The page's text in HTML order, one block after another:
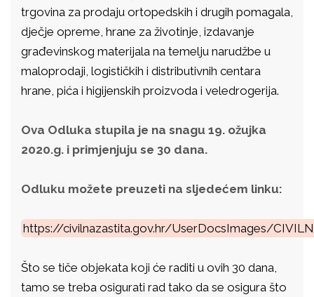
trgovina za prodaju ortopedskih i drugih pomagala,
dječje opreme, hrane za životinje, izdavanje
građevinskog materijala na temelju narudžbe u
maloprodaji, logističkih i distributivnih centara
hrane, pića i higijenskih proizvoda i veledrogerija.
Ova Odluka stupila je na snagu 19. ožujka
2020.g. i primjenjuju se 30 dana.
Odluku možete preuzeti na sljedećem linku:
https://civilnazastita.gov.hr/UserDocsImages/
Što se tiče objekata koji će raditi u ovih 30 dana,
tamo se treba osigurati rad tako da se osigura što